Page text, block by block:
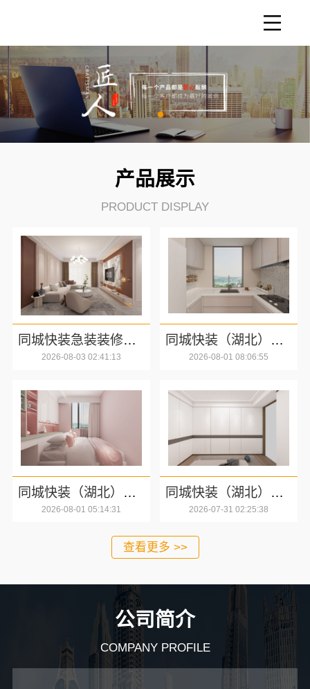
产品展示
PRODUCT DISPLAY
同城快装急装装修哪家快品质施工保障
2026-08-03 02:41:13
同城快装（湖北）科技有限公司精装房翻新零增项
2026-08-01 08:06:55
同城快装（湖北）科技有限公司急装家装报价省心
2026-08-01 05:14:31
同城快装（湖北）科技有限公司：本地婚房一站式装修一口价工期保障靠谱吗？
2026-07-31 02:25:38
查看更多 >>
公司简介
COMPANY PROFILE